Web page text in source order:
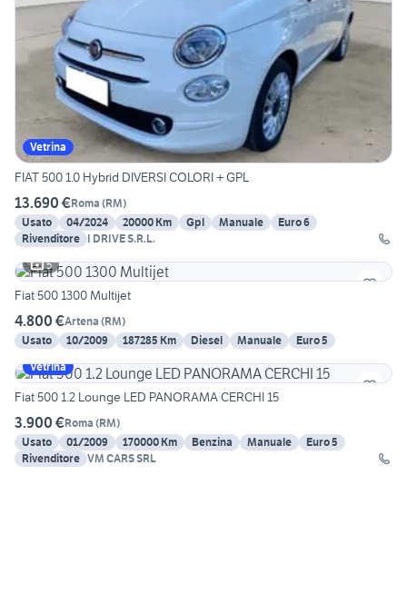
Vetrina
FIAT 500 1.0 Hybrid DIVERSI COLORI + GPL
13.690 €Roma (RM)
Usato
04/2024 20000 Km Gpl Manuale
Euro 6
Rivenditore I DRIVE S.R.L.
5
Fiat 500 1300 Multijet
4.800 €Artena (RM)
Usato
10/2009 187285 Km Diesel Manuale
Euro 5
Vetrina
Fiat 500 1.2 Lounge LED PANORAMA CERCHI 15
3.900 €Roma (RM)
Usato
01/2009 170000 Km Benzina Manuale
Euro 5
Rivenditore VM CARS SRL